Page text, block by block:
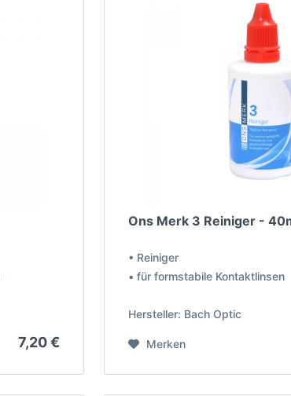
7,20 €
Ons Merk 3 Reiniger -
• Reiniger
• für formstabile Kontaktlinsen
Hersteller: Bach Optic
Merken